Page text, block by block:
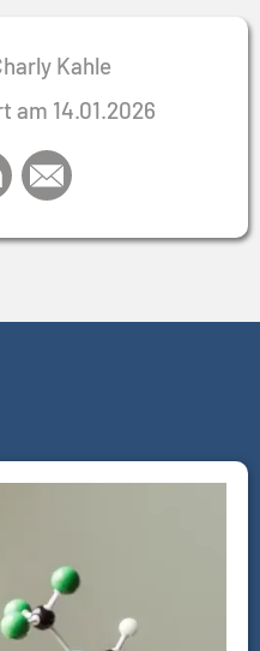
Kahle
am 14.01.2026